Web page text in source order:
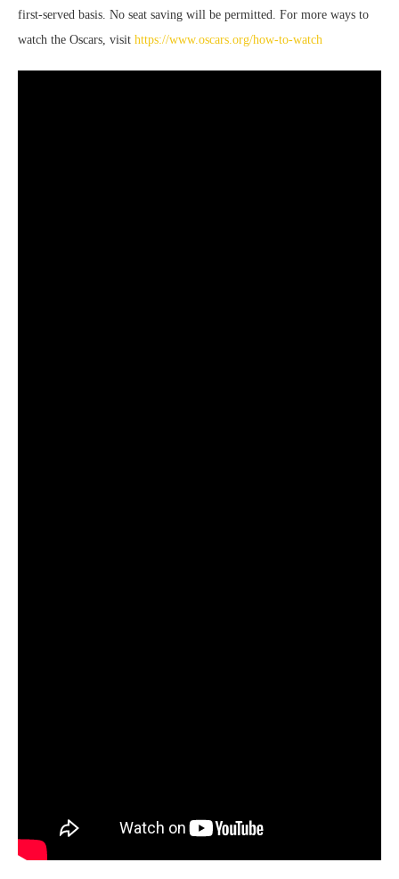
first-served basis. No seat saving will be permitted. For more ways to
watch the Oscars, visit https://www.oscars.org/how-to-watch